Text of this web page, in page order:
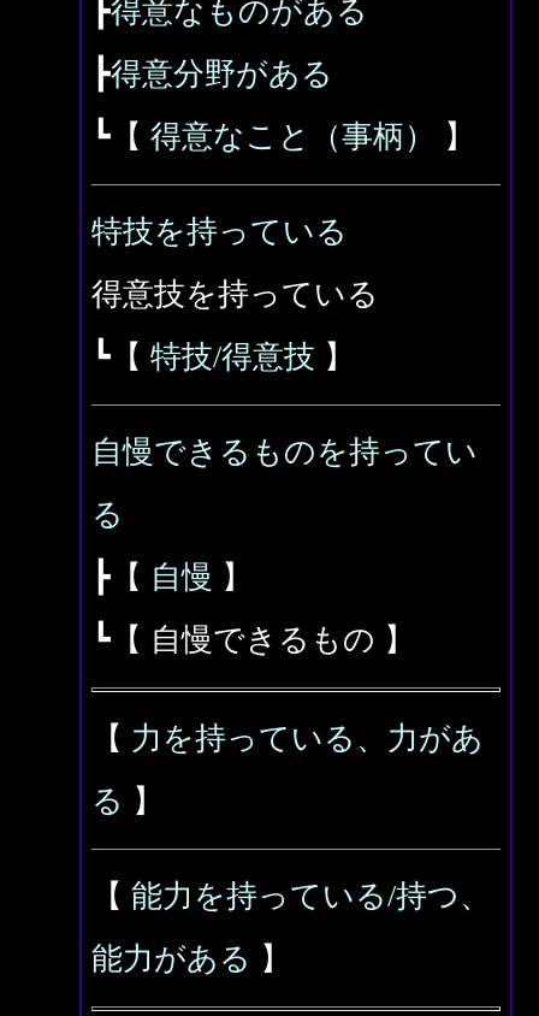
┣得意なものがある
┣得意分野がある
┗【 得意なこと（事柄） 】
特技を持っている
得意技を持っている
┗【 特技/得意技 】
自慢できるものを持ってい
る
┣【 自慢 】
┗【 自慢できるもの 】
【 力を持っている、力があ
る 】
【 能力を持っている/持つ、
能力がある 】